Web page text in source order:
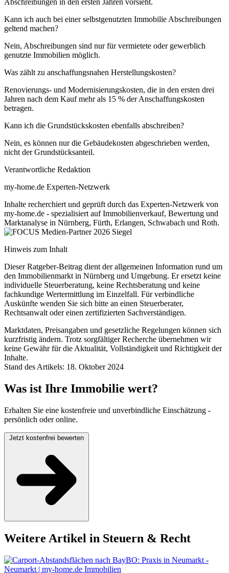
Kann ich auch bei einer selbstgenutzten Immobilie Abschreibungen
geltend machen?
Nein, Abschreibungen sind nur für vermietete oder gewerblich
genutzte Immobilien möglich.
Was zählt zu anschaffungsnahen Herstellungskosten?
Renovierungs- und Modernisierungskosten, die in den ersten drei
Jahren nach dem Kauf mehr als 15 % der Anschaffungskosten
betragen.
Kann ich die Grundstückskosten ebenfalls abschreiben?
Nein, es können nur die Gebäudekosten abgeschrieben werden,
nicht der Grundstücksanteil.
Verantwortliche Redaktion
my-home.de Experten-Netzwerk
Inhalte recherchiert und geprüft durch das Experten-Netzwerk von
my-home.de - spezialisiert auf Immobilienverkauf, Bewertung und
Marktanalyse in Nürnberg, Fürth, Erlangen, Schwabach und Roth.
Hinweis zum Inhalt
Dieser Ratgeber-Beitrag dient der allgemeinen Information rund um
den Immobilienmarkt in Nürnberg und Umgebung. Er ersetzt keine
individuelle Steuerberatung, keine Rechtsberatung und keine
fachkundige Wertermittlung im Einzelfall. Für verbindliche
Auskünfte wenden Sie sich bitte an einen Steuerberater,
Rechtsanwalt oder einen zertifizierten Sachverständigen.
Marktdaten, Preisangaben und gesetzliche Regelungen können sich
kurzfristig ändern. Trotz sorgfältiger Recherche übernehmen wir
keine Gewähr für die Aktualität, Vollständigkeit und Richtigkeit der
Inhalte.
Stand des Artikels: 18. Oktober 2024
Was ist Ihre Immobilie wert?
Erhalten Sie eine kostenfreie und unverbindliche Einschätzung -
persönlich oder online.
Weitere Artikel in Steuern & Recht